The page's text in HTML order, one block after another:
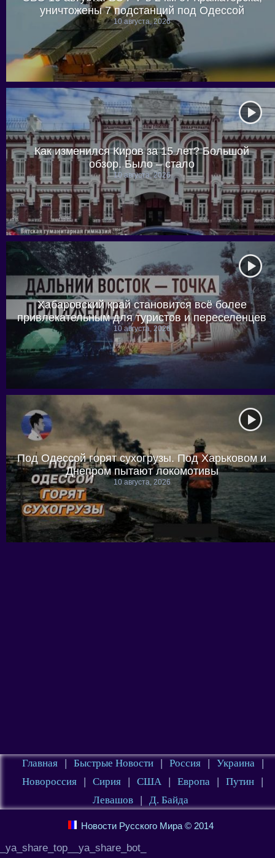
уничтожены 7 подстанций под Одессой
10 августа, 2026
Как изменился Киров за 15 лет? Большой
обзор. Было – стало
10 августа, 2026
Хабаровский край становится всё более
привлекательным для туристов и переселенцев
10 августа, 2026
Под Одессой горят сухогрузы. Под Харьковом и
Днепром пытают локомотивы
10 августа, 2026
Главная | Быстрые Новости | Россия | Украина
|
Новороссия
| Сирия | США | Европа | Путин
|
Левашов
| Д. Байда
Новости Русского Мира © 2014
_ya_share_top__ya_share_bot_